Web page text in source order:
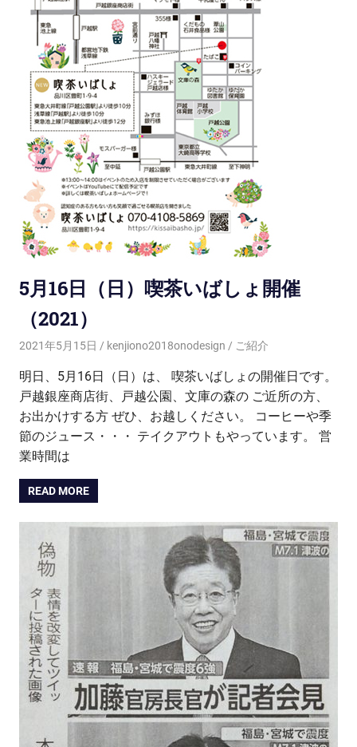
5月16日（日）喫茶いばしょ開催
（2021）
2021年5月15日 kenjiono2018onodesign ご紹介
明日、5月16日（日）は、 喫茶いばしょの開催日です。
戸越銀座商店街、戸越公園、文庫の森の ご近所の方、
お出かけする方 ぜひ、お越しください。 コーヒーや季
節のジュース・・・ テイクアウトもやっています。 営
業時間は
READ MORE